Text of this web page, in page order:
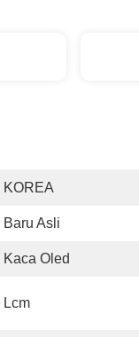
KOREA
Baru Asli
Kaca Oled
Lcm